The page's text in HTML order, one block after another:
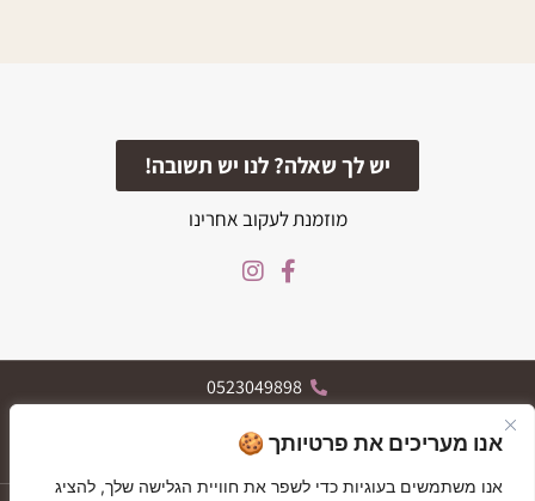
אנו מעריכים את פרטיותך 🍪
אנו משתמשים בעוגיות כדי לשפר את חוויית הגלישה שלך, להציג
יש לך שאלה? לנו יש תשובה!
מוזמנת לעקוב אחרינו
0523049898
א-ה 09:30-19:30, ו 09:30-13:30